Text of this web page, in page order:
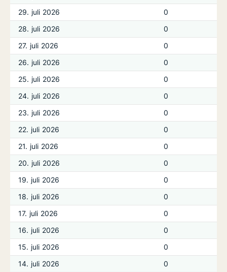
29. juli 2026
0
28. juli 2026
0
27. juli 2026
0
26. juli 2026
0
25. juli 2026
0
24. juli 2026
0
23. juli 2026
0
22. juli 2026
0
21. juli 2026
0
20. juli 2026
0
19. juli 2026
0
18. juli 2026
0
17. juli 2026
0
16. juli 2026
0
15. juli 2026
0
14. juli 2026
0